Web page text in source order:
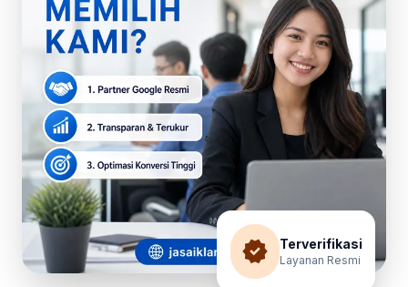
verified Terverifikasi
Layanan Resmi